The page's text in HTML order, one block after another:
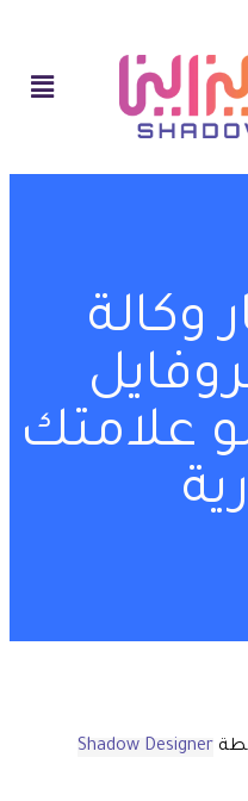
وكالة
علامتك
Shadow Designer